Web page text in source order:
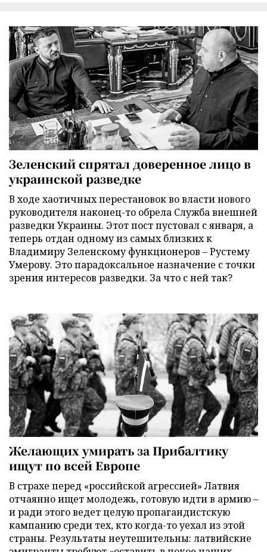
Зеленский спрятал доверенное лицо в
украинской разведке
В ходе хаотичных перестановок во власти нового
руководителя наконец-то обрела Служба внешней
разведки Украины. Этот пост пустовал с января, а
теперь отдан одному из самых близких к
Владимиру Зеленскому функционеров – Рустему
Умерову. Это парадоксальное назначение с точки
зрения интересов разведки. За что с ней так?
Желающих умирать за Прибалтику
ищут по всей Европе
В страхе перед «российской агрессией» Латвия
отчаянно ищет молодежь, готовую идти в армию –
и ради этого ведет целую пропагандистскую
кампанию среди тех, кто когда-то уехал из этой
страны. Результаты неутешительны: латвийские